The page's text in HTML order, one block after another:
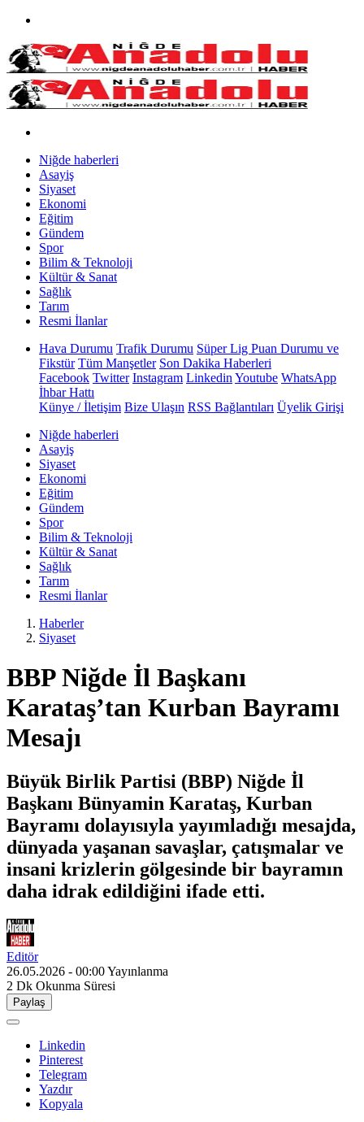
Niğde haberleri
Asayiş
Siyaset
Ekonomi
Eğitim
Gündem
Spor
Bilim & Teknoloji
Kültür & Sanat
Sağlık
Tarım
Resmi İlanlar
Hava Durumu Trafik Durumu Süper Lig Puan Durumu ve
Fikstür Tüm Manşetler Son Dakika Haberleri
Facebook Twitter Instagram Linkedin Youtube WhatsApp
İhbar Hattı
Künye / İletişim Bize Ulaşın RSS Bağlantıları Üyelik Girişi
Niğde haberleri
Asayiş
Siyaset
Ekonomi
Eğitim
Gündem
Spor
Bilim & Teknoloji
Kültür & Sanat
Sağlık
Tarım
Resmi İlanlar
Haberler
Siyaset
BBP Niğde İl Başkanı
Karataş’tan Kurban Bayramı
Mesajı
Büyük Birlik Partisi (BBP) Niğde İl
Başkanı Bünyamin Karataş, Kurban
Bayramı dolayısıyla yayımladığı mesajda,
dünyada yaşanan savaşlar, çatışmalar ve
insani krizlerin gölgesinde bir bayramın
daha idrak edildiğini ifade etti.
Editör
26.05.2026 - 00:00Yayınlanma
2 Dk Okunma Süresi
Paylaş
Linkedin
Pinterest
Telegram
Yazdır
Kopyala